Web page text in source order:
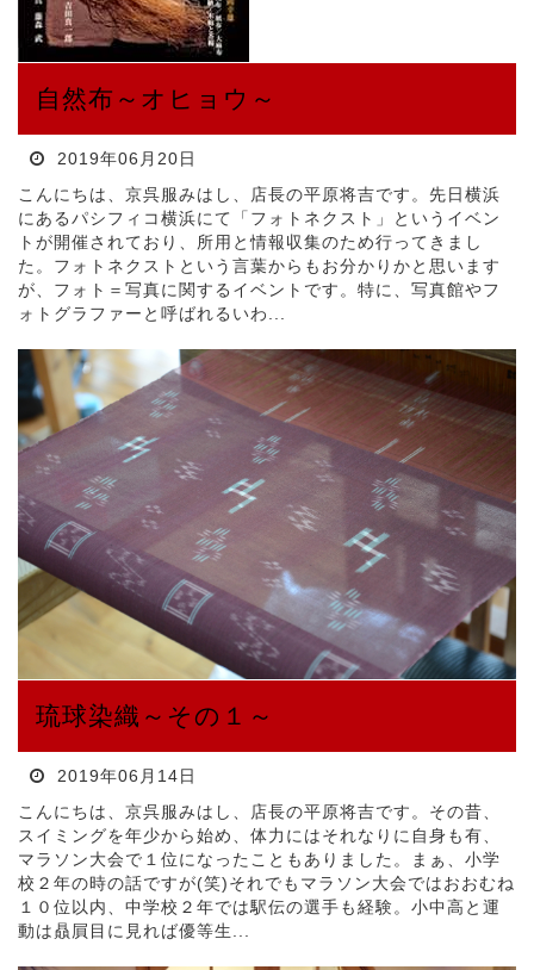
自然布～オヒョウ～
2019年06月20日
こんにちは、京呉服みはし、店長の平原将吉です。先日横浜
にあるパシフィコ横浜にて「フォトネクスト」というイベン
トが開催されており、所用と情報収集のため行ってきまし
た。フォトネクストという言葉からもお分かりかと思います
が、フォト＝写真に関するイベントです。特に、写真館やフ
ォトグラファーと呼ばれるいわ...
琉球染織～その１～
2019年06月14日
こんにちは、京呉服みはし、店長の平原将吉です。その昔、
スイミングを年少から始め、体力にはそれなりに自身も有、
マラソン大会で１位になったこともありました。まぁ、小学
校２年の時の話ですが(笑)それでもマラソン大会ではおおむね
１０位以内、中学校２年では駅伝の選手も経験。小中高と運
動は贔屓目に見れば優等生...